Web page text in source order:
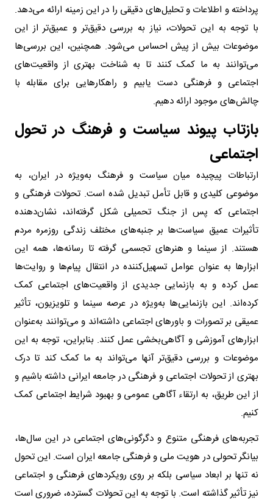
پرداخته و اطلاعات و تحلیل‌های دقیقی را در این زمینه ارائه می‌دهد.
با توجه به این تحولات، نیاز به بررسی دقیق‌تر و عمیق‌تر از این
موضوعات بیش از پیش احساس می‌شود. همچنین، این بررسی‌ها
می‌توانند به ما کمک کنند تا به شناخت بهتری از واقعیت‌های
اجتماعی و فرهنگی دست یابیم و راهکارهایی برای مقابله با
چالش‌های موجود ارائه دهیم.
بازتاب پیوند سیاست و فرهنگ در تحول
اجتماعی
ارتباطات پیچیده میان سیاست و فرهنگ به‌ویژه در ایران، به
موضوعی کلیدی و قابل تأمل تبدیل شده است. تحولات فرهنگی و
اجتماعی که پس از جنگ تحمیلی شکل گرفته‌اند، نشان‌دهنده
تأثیرات عمیق سیاست‌ها بر جنبه‌های مختلف زندگی روزمره مردم
هستند. از سینما و هنرهای تجسمی گرفته تا رسانه‌ها، همه این
ابزارها به عنوان عوامل تسهیل‌کننده در انتقال پیام‌ها و روایت‌ها
عمل کرده و به بازنمایی جدیدی از واقعیت‌های اجتماعی کمک
کرده‌اند. این بازنمایی‌ها به‌ویژه در عرصه سینما و تلویزیون، تأثیر
عمیقی بر تصورات و باورهای اجتماعی داشته‌اند و می‌توانند به‌عنوان
ابزارهای آموزشی و آگاهی‌بخشی عمل کنند. بنابراین، توجه به این
موضوعات و بررسی دقیق‌تر آنها می‌تواند به ما کمک کند تا درک
بهتری از تحولات اجتماعی و فرهنگی در جامعه ایرانی داشته باشیم و
از این طریق، به ارتقاء آگاهی عمومی و بهبود شرایط اجتماعی کمک
کنیم.
تجربه‌های فرهنگی متنوع و دگرگونی‌های اجتماعی در این سال‌ها،
بیانگر تحولی در هویت ملی و فرهنگی جامعه ایران است. این تحول
نه تنها بر ابعاد سیاسی بلکه بر روی رویکردهای فرهنگی و اجتماعی
نیز تأثیر گذاشته است. با توجه به این تحولات گسترده، ضروری است